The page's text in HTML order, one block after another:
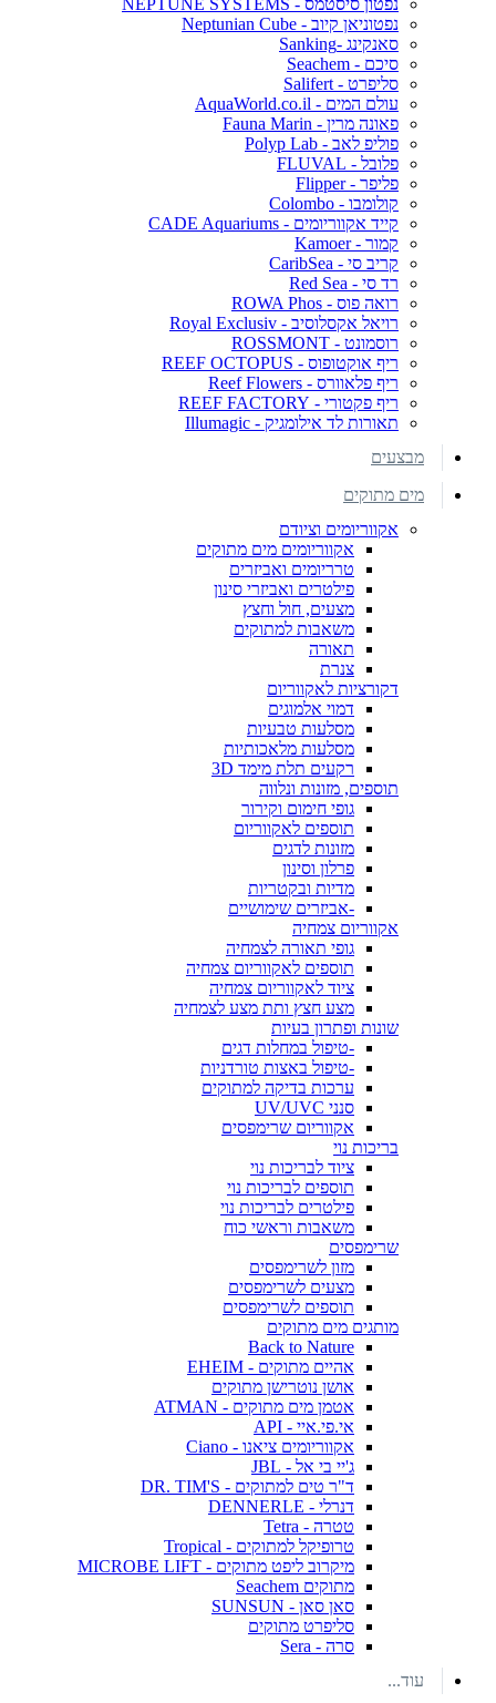
נפטוניאן קיוב - Neptunian Cube
סאנקינג -Sanking
סיכם - Seachem
סליפרט - Salifert
עולם המים - AquaWorld.co.il
פאונה מרין - Fauna Marin
פוליפ לאב - Polyp Lab
פלובל - FLUVAL
פליפר - Flipper
קולומבו - Colombo
קייד אקווריומים - CADE Aquariums
קמור - Kamoer
קריב סי - CaribSea
רד סי - Red Sea
רואה פוס - ROWA Phos
רויאל אקסלוסיב - Royal Exclusiv
רוסמונט - ROSSMONT
ריף אוקטופוס - REEF OCTOPUS
ריף פלאוורס - Reef Flowers
ריף פקטורי - REEF FACTORY
תאורות לד אילומגיק - Illumagic
מבצעים
מים מתוקים
אקווריומים וציודם
אקווריומים מים מתוקים
טרריומים ואביזרים
פילטרים ואביזרי סינון
מצעים, חול וחצץ
משאבות למתוקים
תאורה
צנרת
דקורציות לאקווריום
דמוי אלמוגים
מסלעות טבעיות
מסלעות מלאכותיות
רקעים תלת מימד 3D
תוספים, מזונות ונלווה
גופי חימום וקירור
תוספים לאקווריום
מזונות לדגים
פרלון וסינון
מדיות ובקטריות
-אביזרים שימושיים
אקווריום צמחיה
גופי תאורה לצמחיה
תוספים לאקווריום צמחיה
ציוד לאקווריום צמחיה
מצע חצץ ותת מצע לצמחיה
שונות ופתרון בעיות
-טיפול במחלות דגים
-טיפול באצות טורדניות
ערכות בדיקה למתוקים
סנני UV/UVC
אקווריום שרימפסים
בריכות נוי
ציוד לבריכות נוי
תוספים לבריכות נוי
פילטרים לבריכות נוי
משאבות וראשי כוח
שרימפסים
מזון לשרימפסים
מצעים לשרימפסים
תוספים לשרימפסים
מותגים מים מתוקים
Back to Nature
אהיים מתוקים - EHEIM
אושן נוטרישן מתוקים
אטמן מים מתוקים - ATMAN
אי.פי.איי - API
אקווריומים ציאנו - Ciano
ג'יי בי אל - JBL
ד"ר טים למתוקים - DR. TIM'S
דנרלי - DENNERLE
טטרה - Tetra
טרופיקל למתוקים - Tropical
מיקרוב ליפט מתוקים - MICROBE LIFT
מתוקים Seachem
סאן סאן - SUNSUN
סליפרט מתוקים
סרה - Sera
עוד...